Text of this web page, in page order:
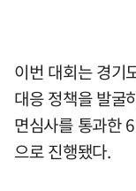
이번 대회는 경기
대응 정책을 발굴
면심사를 통과한
으로 진행됐다.